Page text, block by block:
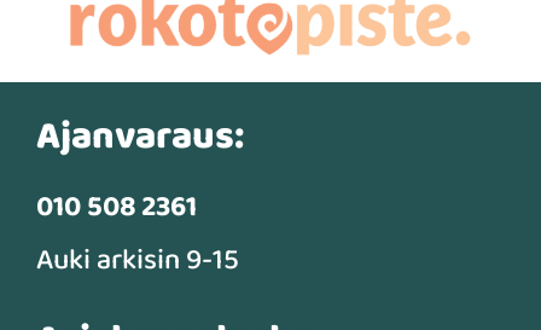
Ajanvaraus:
010 508 2361
Auki arkisin 9-15